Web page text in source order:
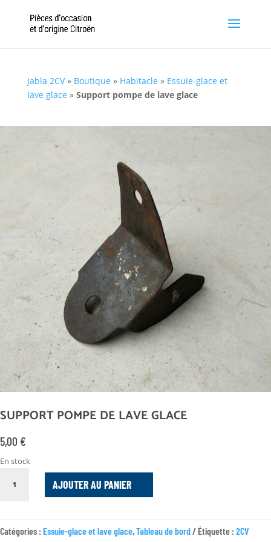
Jabla 2CV» Boutique » Habitacle » Essuie-glace et
lave glace » Support pompe de lave glace
SUPPORT POMPE DE LAVE GLACE
5,00 €
En stock
DE
AJOUTER AU PANIER
Catégories : Essuie-glace et lave glace,Tableau de bord Étiquette : 2CV